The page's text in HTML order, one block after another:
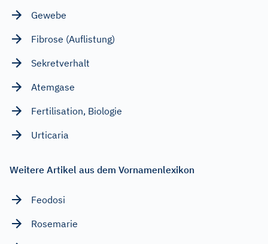
Gewebe
Fibrose (Auflistung)
Sekretverhalt
Atemgase
Fertilisation, Biologie
Urticaria
Weitere Artikel aus dem Vornamenlexikon
Feodosi
Rosemarie